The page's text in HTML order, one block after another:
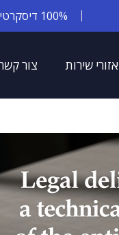
100% דיסקרטיות
אזורי שירות צור